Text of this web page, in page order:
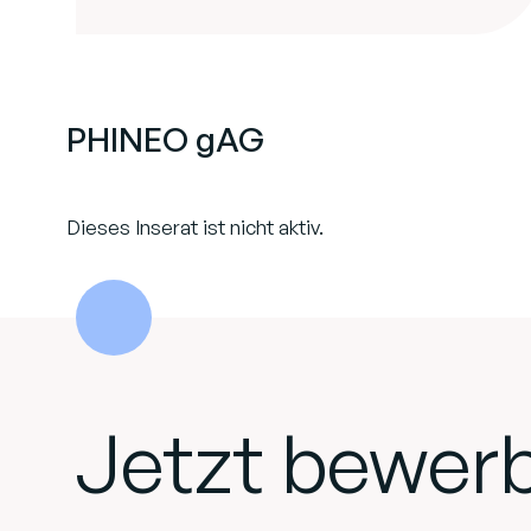
PHINEO gAG
Dieses Inserat ist nicht aktiv.
Jetzt